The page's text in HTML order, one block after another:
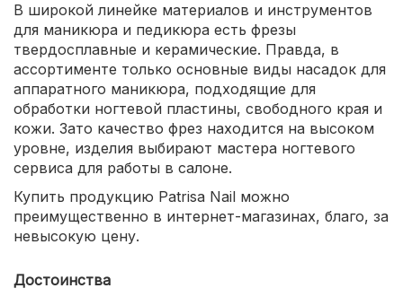
В широкой линейке материалов и инструментов
для маникюра и педикюра есть фрезы
твердосплавные и керамические. Правда, в
ассортименте только основные виды насадок для
аппаратного маникюра, подходящие для
обработки ногтевой пластины, свободного края и
кожи. Зато качество фрез находится на высоком
уровне, изделия выбирают мастера ногтевого
сервиса для работы в салоне.
Купить продукцию Patrisa Nail можно
преимущественно в интернет-магазинах, благо, за
невысокую цену.
Достоинства